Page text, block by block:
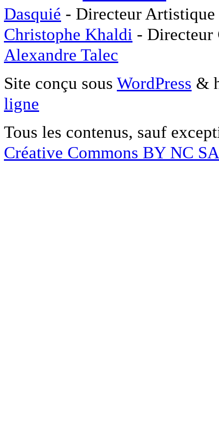
Dasquié - Directeur
Christophe Khaldi -
Alexandre Talec
Site conçu sous WordPress &
ligne
Tous les contenus, sauf
Créative Commons BY NC SA